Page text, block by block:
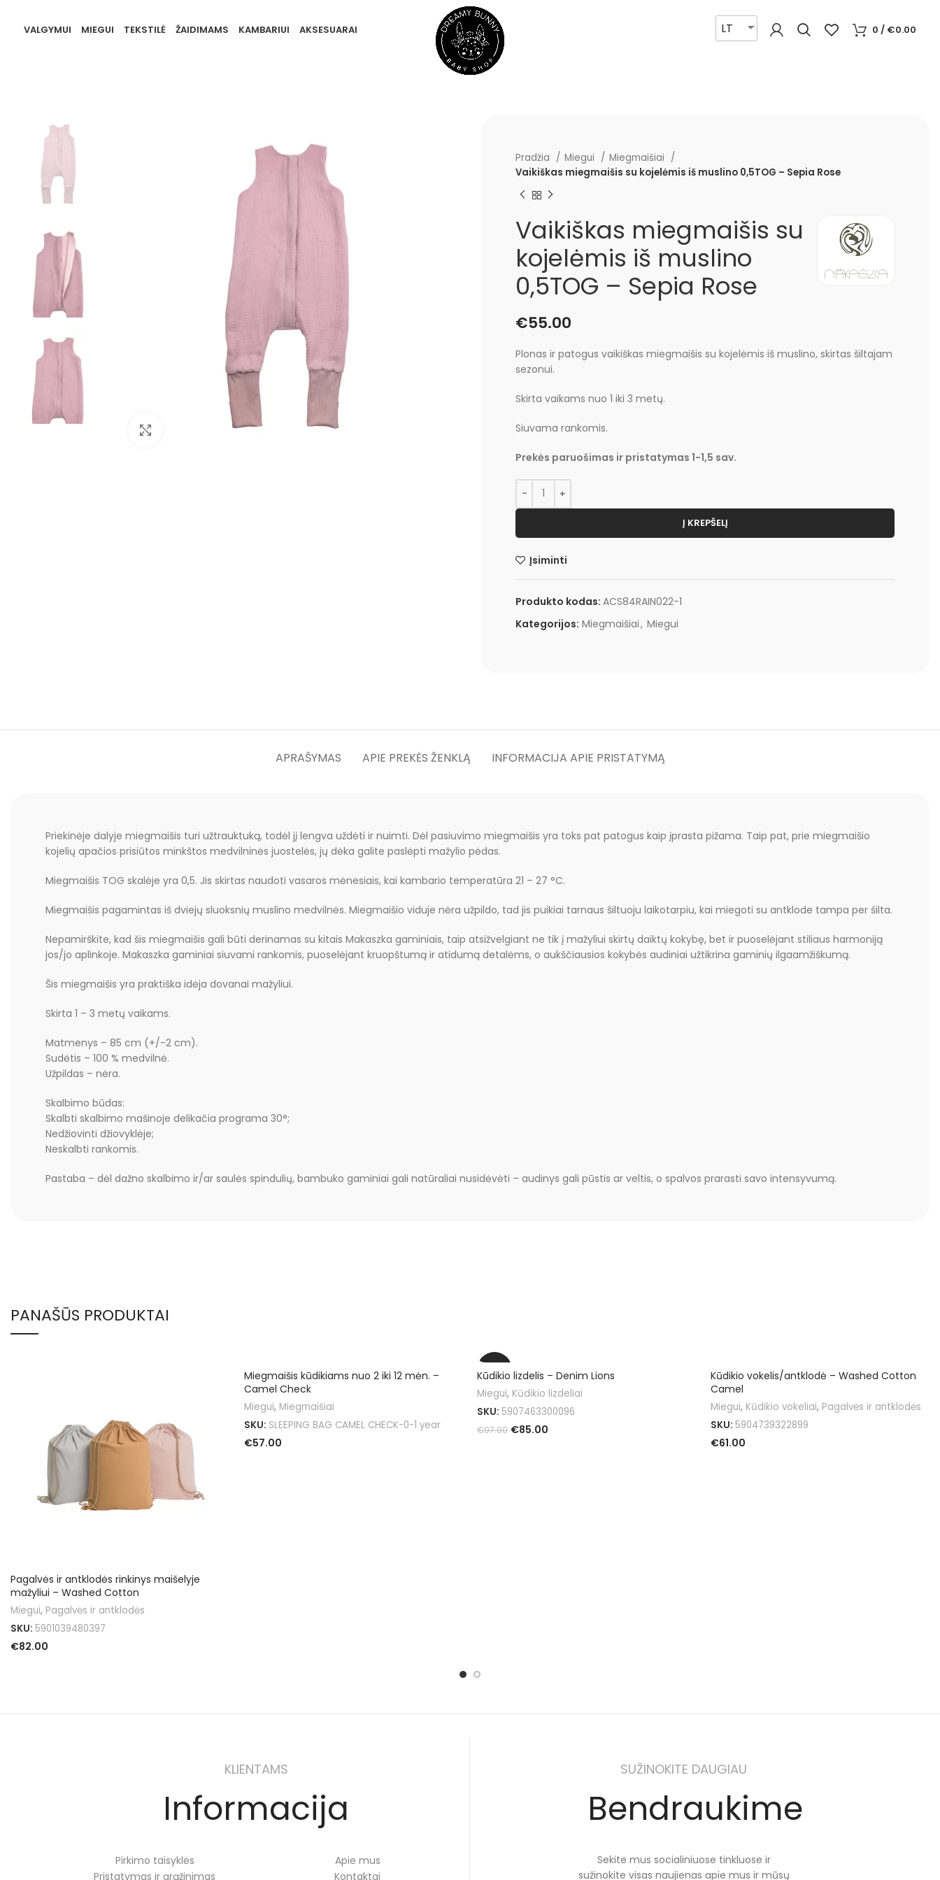
VALGYMUI MIEGUI TEKSTILĖ ŽAIDIMAMS KAMBARIUI AKSESUARAI LT 0/ €0.00
Pradžia Miegui
Miegmaišiai
Vaikiškas miegmaišis su kojelėmis iš muslino 0,5TOG – Sepia Rose
Vaikiškas miegmaišis su
kojelėmis iš muslino
0,5TOG – Sepia Rose
€55.00
Plonas ir patogus vaikiškas miegmaišis su kojelėmis iš muslino, skirtas šiltajam
sezonui.
Skirta vaikams nuo 1 iki 3 metų.
Siuvama rankomis.
Prekės paruošimas ir pristatymas 1-1,5 sav.
Į KREPŠELĮ
Įsiminti
Produkto kodas: ACS84RAIN022-1
Kategorijos: Miegmaišiai, Miegui
APRAŠYMAS APIE PREKĖS ŽENKLĄ INFORMACIJA APIE PRISTATYMĄ
Priekinėje dalyje miegmaišis turi užtrauktuką, todėl jį lengva uždėti ir nuimti. Dėl pasiuvimo miegmaišis yra toks pat patogus kaip įprasta pižama. Taip pat, prie miegmaišio
kojelių apačios prisiūtos minkštos medvilninės juostelės, jų dėka galite paslėpti mažylio pėdas.
Miegmaišis TOG skalėje yra 0,5. Jis skirtas naudoti vasaros mėnesiais, kai kambario temperatūra 21 – 27 °C.
Miegmaišis pagamintas iš dviejų sluoksnių muslino medvilnės. Miegmaišio viduje nėra užpildo, tad jis puikiai tarnaus šiltuoju laikotarpiu, kai miegoti su antklode tampa per šilta.
Nepamirškite, kad šis miegmaišis gali būti derinamas su kitais Makaszka gaminiais, taip atsižvelgiant ne tik į mažyliui skirtų daiktų kokybę, bet ir puoselėjant stiliaus harmoniją
jos/jo aplinkoje. Makaszka gaminiai siuvami rankomis, puoselėjant kruopštumą ir atidumą detalėms, o aukščiausios kokybės audiniai užtikrina gaminių ilgaamžiškumą.
Šis miegmaišis yra praktiška idėja dovanai mažyliui.
Skirta 1 – 3 metų vaikams.
Matmenys – 85 cm (+/-2 cm).
Sudėtis – 100 % medvilnė.
Užpildas – nėra.
Skalbimo būdas:
Skalbti skalbimo mašinoje delikačia programa 30°;
Nedžiovinti džiovyklėje;
Neskalbti rankomis.
Pastaba – dėl dažno skalbimo ir/ar saulės spindulių, bambuko gaminiai gali natūraliai nusidėvėti – audinys gali pūstis ar veltis, o spalvos prarasti savo intensyvumą.
PANAŠŪS PRODUKTAI
Pagalvės ir antklodės rinkinys maišelyje
mažyliui – Washed Cotton
Miegui, Pagalvės ir antklodės
SKU: 5901039480397
€82.00
Miegmaišis kūdikiams nuo 2 iki 12 mėn. –
Camel Check
Miegui, Miegmaišiai
SKU: SLEEPING BAG CAMEL CHECK-0-1 year
€57.00
-12%
Kūdikio lizdelis – Denim Lions
Miegui, Kūdikio lizdeliai
SKU: 5907463300096
€97.00 €85.00
Kūdikio vokelis/antklodė – Washed Cotton
Camel
Miegui, Kūdikio vokeliai, Pagalvės ir antklodės
SKU: 5904739322899
€61.00
KLIENTAMS
Informacija
Pirkimo taisyklės
Pristatymas ir grąžinimas
Apie mus
Kontaktai
SUŽINOKITE DAUGIAU
Bendraukime
Sekite mus socialiniuose tinkluose ir
sužinokite visas naujienas apie mus ir mūsų